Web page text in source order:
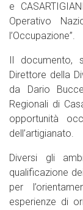
e
Operativo
l’Occupazione”.
Il documento,
Direttore della
da Dario
Regionali di
opportunità
dell’artigianato.
Diversi gli
qualificazione
per
esperienze di